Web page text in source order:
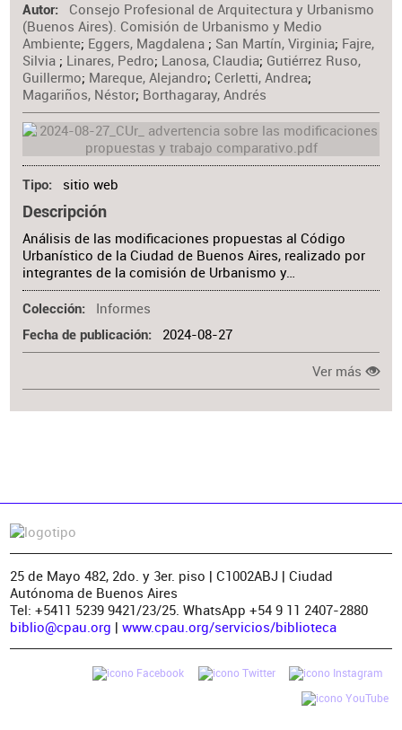
Autor
Consejo Profesional de Arquitectura y Urbanismo
(Buenos Aires). Comisión de Urbanismo y Medio
Ambiente; Eggers, Magdalena ; San Martín, Virginia; Fajre,
Silvia ; Linares, Pedro; Lanosa, Claudia; Gutiérrez Ruso,
Guillermo; Mareque, Alejandro; Cerletti, Andrea;
Magariños, Néstor; Borthagaray, Andrés
Tipo sitio web
Descripción
Análisis de las modificaciones propuestas al Código
Urbanístico de la Ciudad de Buenos Aires, realizado por
integrantes de la comisión de Urbanismo y…
Colección Informes
Fecha de publicación 2024-08-27
Ver más
25 de Mayo 482, 2do. y 3er. piso | C1002ABJ | Ciudad
Autónoma de Buenos Aires
Tel: +5411 5239 9421/23/25. WhatsApp +54 9 11 2407-2880
biblio@cpau.org | www.cpau.org/servicios/biblioteca